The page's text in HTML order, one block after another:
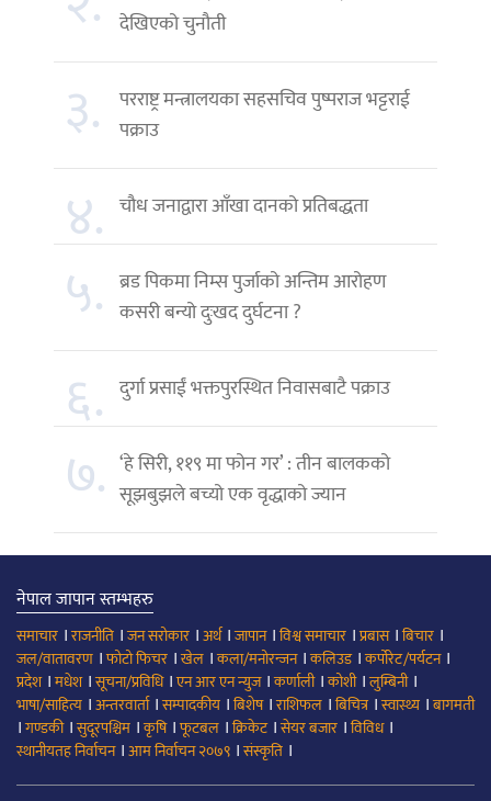
देखिएको चुनौती
३.
परराष्ट्र मन्त्रालयका सहसचिव पुष्पराज भट्टराई
पक्राउ
४. चौध जनाद्वारा आँखा दानको प्रतिबद्धता
५. ब्रड पिकमा निम्स पुर्जाको अन्तिम आरोहण
कसरी बन्यो दुःखद दुर्घटना ?
६. दुर्गा प्रसाईं भक्तपुरस्थित निवासबाटै पक्राउ
७. ‘हे सिरी, ११९ मा फोन गर’ : तीन बालकको
सूझबुझले बच्यो एक वृद्धाको ज्यान
नेपाल जापान स्तम्भहरु
समाचार ।राजनीति ।जन सरोकार ।अर्थ।जापान।विश्व समाचार ।प्रबास।बिचार ।
जल/वातावरण ।फोटो फिचर ।खेल ।कला/मनोरन्जन।कलिउड।कर्पोरेट/पर्यटन।
प्रदेश।मधेश।सूचना/प्रविधि।एन आर एन न्युज।कर्णाली।कोशी।लुम्बिनी।
भाषा/साहित्य ।अन्तरवार्ता।सम्पादकीय ।बिशेष।राशिफल ।बिचित्र।स्वास्थ्य ।बागमती
।गण्डकी।सुदूरपश्चिम ।कृषि।फूटबल ।क्रिकेट।सेयर बजार ।विविध।
स्थानीयतह निर्वाचन।आम निर्वाचन २०७९ ।संस्कृति ।